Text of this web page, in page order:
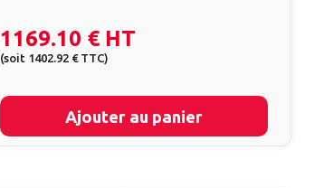
1169.10 € HT
(soit 1402.92 € TTC)
Ajouter au panier